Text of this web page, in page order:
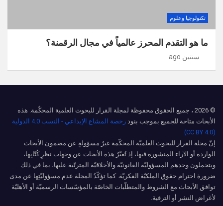
تكنولوجيا وعلوم
ما هو التقدم المحرز عالمياً في مجال الرقمنة؟
سنتين ago
© 2026 ، جميع الحقوق محفوظة لمجلة القرار للبحوث العلمية المحكّمة. هذه
الأبحاث متاحة للجميع بموجب بنود
رخصة المشاع الإبداعي - النسب 4.0 الدولية
(CC BY 4.0)
إنّ مجلة القرار للبحوث العلميّة المحكّمة غيرُ مسؤولةٍ عن مضمون الأبحاث
الواردة أو الآراء المنشورة فيها، إذ تُعبّرُ هذه الأبحاث عن وجهات نظرِ كُتّابِها،
ويتحملون وحدهم المسؤوليّة القانونيّة والأخلاقيّة المترتّبة عليها، بما في ذلك
ضرورة احترام حقوق الملكيّة الفكريّة. كما تؤكّدُ المجلة عدم مسؤوليّتِها عن مدى
توافق الأبحاث مع الشروط والمتطلّبات الخاصّة بالمؤسّسات الرسميّة أو الأهليّة
لأغراض النشر أو الترقية.